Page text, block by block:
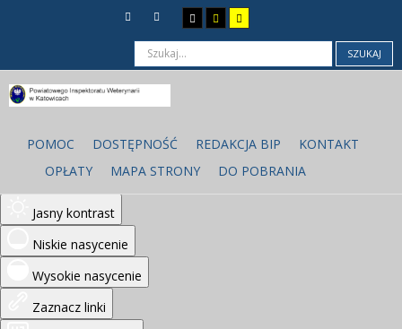
Monochromatyczny
Ciemny kontrast
Jasny kontrast
Niskie nasycenie
Wysokie nasycenie
Zaznacz linki
SZUKAJ
POMOC DOSTĘPNOŚĆ REDAKCJA BIP
KONTAKT
OPŁATY
MAPA STRONY DO POBRANIA